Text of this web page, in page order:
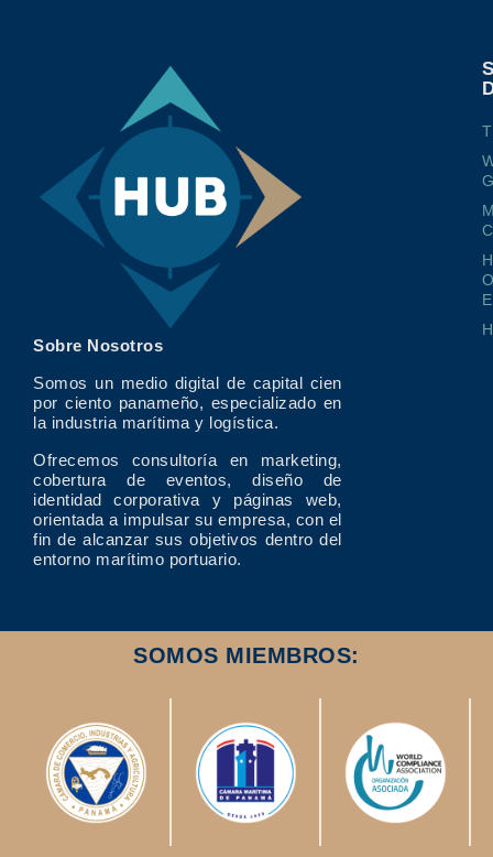
Sobre Nosotros
Somos un medio digital de capital cien
por ciento panameño, especializado en
la industria marítima y logística.
Ofrecemos consultoría en marketing,
cobertura de eventos, diseño de
identidad corporativa y páginas web,
orientada a impulsar su empresa, con el
fin de alcanzar sus objetivos dentro del
entorno marítimo portuario.
SOMOS MIEMBROS: